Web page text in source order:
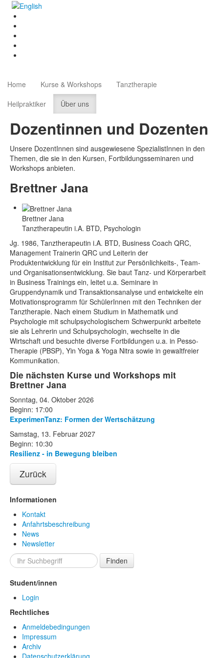
Home Kurse & Workshops
Tanztherapie
Heilpraktiker
Über uns
Dozentinnen und Dozenten
Unsere DozentInnen sind ausgewiesene SpezialistInnen in den
Themen, die sie in den Kursen, Fortbildungsseminaren und
Workshops anbieten.
Brettner Jana
Brettner Jana
Tanztherapeutin i.A. BTD, Psychologin
Jg. 1986, Tanztherapeutin i.A. BTD, Business Coach QRC,
Management Trainerin QRC und Leiterin der
Produktentwicklung für ein Institut zur Persönlichkeits-, Team-
und Organisationsentwicklung. Sie baut Tanz- und Körperarbeit
in Business Trainings ein, leitet u.a. Seminare in
Gruppendynamik und Transaktionsanalyse und entwickelte ein
Motivationsprogramm für SchülerInnen mit den Techniken der
Tanztherapie. Nach einem Studium in Mathematik und
Psychologie mit schulpsychologischem Schwerpunkt arbeitete
sie als Lehrerin und Schulpsychologin, wechselte in die
Wirtschaft und besuchte diverse Fortbildungen u.a. in Pesso-
Therapie (PBSP), Yin Yoga & Yoga Nitra sowie in gewaltfreier
Kommunikation.
Die nächsten Kurse und Workshops mit
Brettner Jana
Sonntag, 04. Oktober 2026
Beginn: 17:00
ExperimenTanz: Formen der Wertschätzung
Samstag, 13. Februar 2027
Beginn: 10:30
Resilienz - in Bewegung bleiben
Zurück
Informationen
Kontakt
Anfahrtsbeschreibung
News
Newsletter
Finden
Student/innen
Login
Rechtliches
Anmeldebedingungen
Impressum
Archiv
Datenschutzerklärung